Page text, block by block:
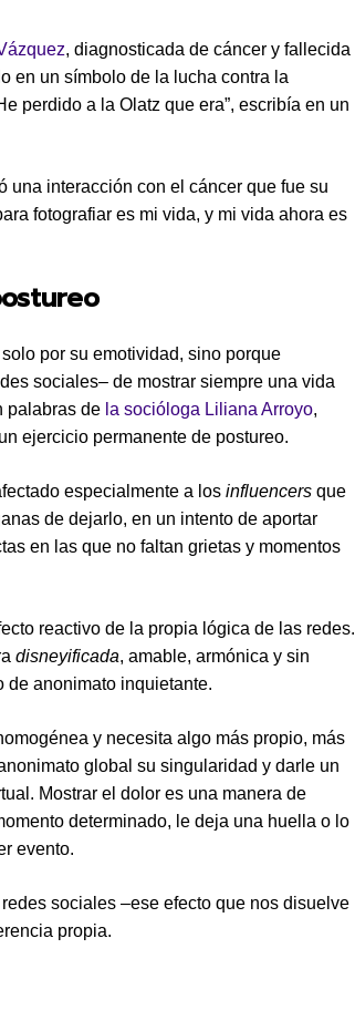
, diagnosticada de cáncer y fallecida
en un símbolo de la lucha contra la
perdido a la Olatz que era”, escribía en un
una interacción con el cáncer que fue su
fotografiar es mi vida, y mi vida ahora es
por su emotividad, sino porque
sociales– de mostrar siempre una vida
palabras de la socióloga Liliana Arroyo,
ejercicio permanente de postureo.
especialmente a los influencers que
de dejarlo, en un intento de aportar
en las que no faltan grietas y momentos
reactivo de la propia lógica de las redes.
disneyificada, amable, armónica y sin
de anonimato inquietante.
y necesita algo más propio, más
global su singularidad y darle un
Mostrar el dolor es una manera de
determinado, le deja una huella o lo
evento.
sociales –ese efecto que nos disuelve
propia.